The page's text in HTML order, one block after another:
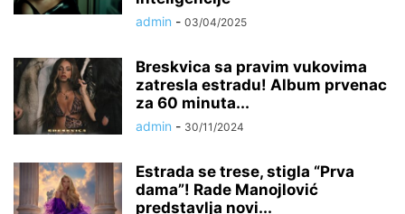
admin - 03/04/2025
Breskvica sa pravim vukovima
zatresla estradu! Album prvenac
za 60 minuta...
admin - 30/11/2024
Estrada se trese, stigla “Prva
dama”! Rade Manojlović
predstavlja novi...